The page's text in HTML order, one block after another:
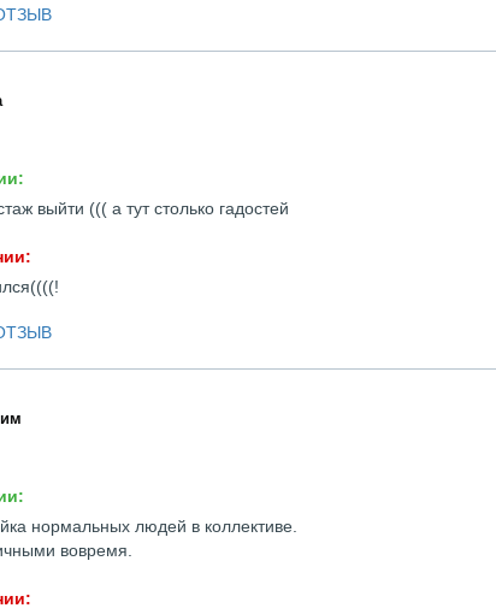
выйти ((( а тут столько гадостей
нормальных людей в коллективе.
вовремя.